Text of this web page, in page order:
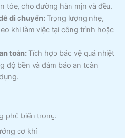
tóe, cho đường hàn mịn và đều.
di chuyển: Trọng lượng nhẹ,
khi làm việc tại công trình hoặc
toàn: Tích hợp bảo vệ quá nhiệt
độ bền và đảm bảo an toàn
phổ biến trong:
cơ khí